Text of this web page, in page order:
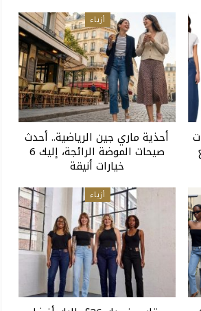
أزياء
أحذية ماري جين الرياضية.. أحدث
صيحات الموضة الرائجة، إليك 6
خيارات أنيقة
أزياء